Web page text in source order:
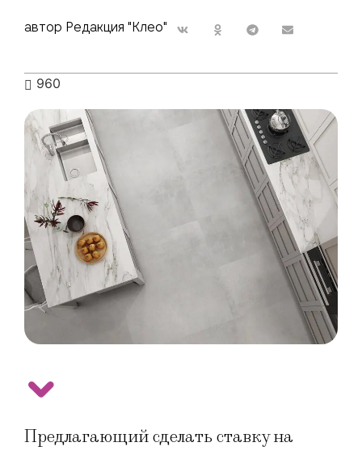
автор Редакция "Клео"
960
Предлагающий сделать ставку на